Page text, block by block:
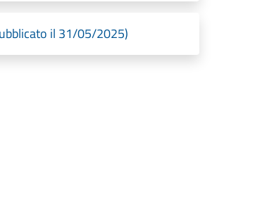
il 31/05/2025)